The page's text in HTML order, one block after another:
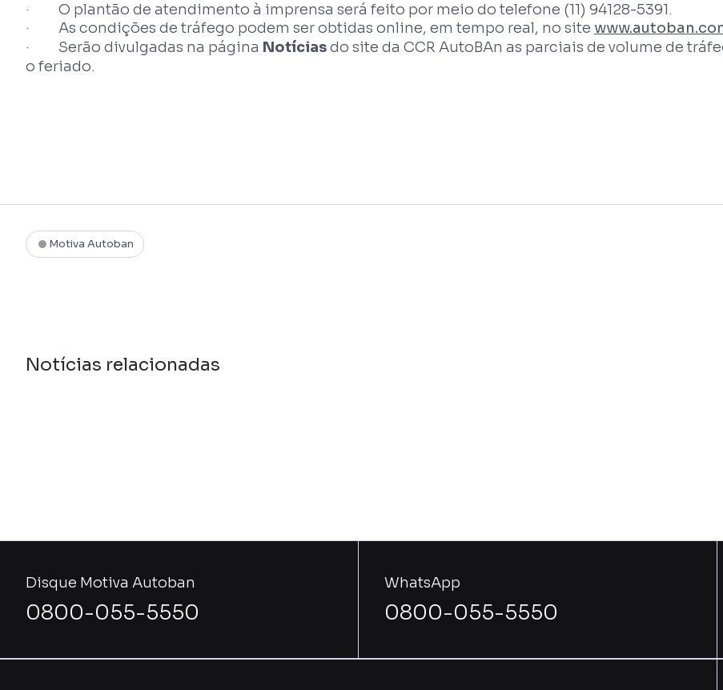
· O plantão de atendimento à imprensa será feito por meio do telefone (11) 94128-5391.
· As condições de tráfego podem ser obtidas online, em tempo real, no site
· Serão divulgadas na página Notíciasdo site da CCR AutoBAn as parciais de volume de
o feriado.
Motiva Autoban
Notícias relacionadas
Disque Motiva Autoban
0800-055-5550
WhatsApp
0800-055-5550